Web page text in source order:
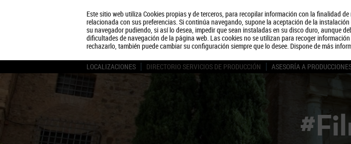
Este sitio web utiliza Cookies propias y de terceros, para recopilar información con la finalidad
relacionada con sus preferencias. Si continúa navegando, supone la aceptación de la
su navegador pudiendo, si así lo desea, impedir que sean instaladas en su disco duro, aunque
dificultades de navegación de la página web. Las cookies no se utilizan para recoger
rechazarlo, también puede cambiar su configuración siempre que lo desee. Dispone de más
LOCALIZACIONES DIRECTORIO SERVICIOS DE PRODUCCIÓN ASESORÍA A